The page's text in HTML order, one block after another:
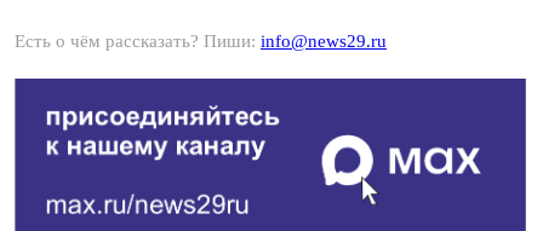
Есть о чём рассказать? Пиши: info@news29.ru